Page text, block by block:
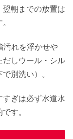
朝までの放置は
汚れを浮かせや
だしウール・シル
別洗い）。
すぎは必ず水道水
す。